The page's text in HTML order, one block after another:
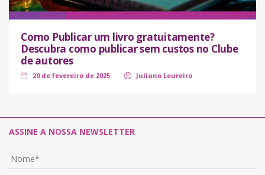
Como Publicar um livro gratuitamente?
Descubra como publicar sem custos no Clube
de autores
20 de fevereiro de 2025 Juliano Loureiro
ASSINE A NOSSA NEWSLETTER